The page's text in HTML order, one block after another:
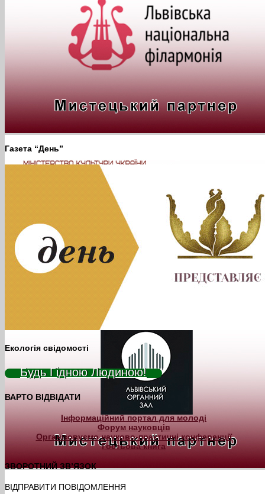
Газета “День”
Екологія свідомості
Будь Гідною Людиною!
ВАРТО ВІДВІДАТИ
Інформаційний портал для молоді
Форум науковців
Організовуємо науково-практичні конференції
Гостьова книга
ЗВОРОТНИЙ ЗВ’ЯЗОК
ВІДПРАВИТИ ПОВІДОМЛЕННЯ